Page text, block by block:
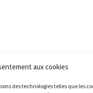
aux cookies
des technologies telles que les